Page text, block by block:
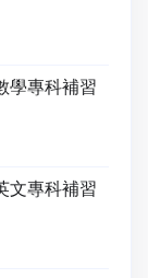
學專科補習
文專科補習